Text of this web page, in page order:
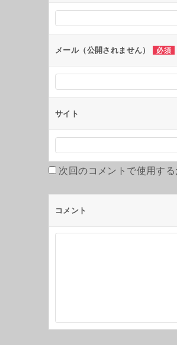
メール（公開されません） 必須
サイト
次回のコメントで使用す
コメント